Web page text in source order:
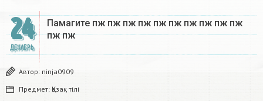
24
ДЕКАБРЬ
Памагите пж пж пж пж пж пж пж пж пж пж
пж пж​
Автор: ninja0909
Предмет: Қазақ тiлi